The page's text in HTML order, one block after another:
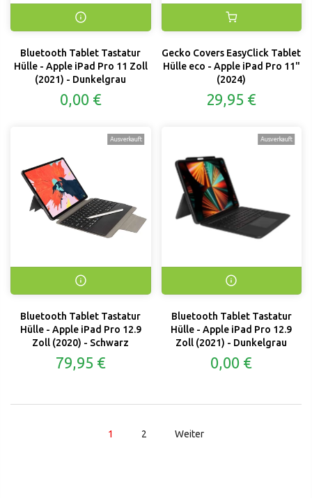
Bluetooth Tablet Tastatur
Hülle - Apple iPad Pro 11 Zoll
(2021) - Dunkelgrau
0,00 €
Gecko Covers EasyClick Tablet
Hülle eco - Apple iPad Pro 11"
(2024)
29,95 €
Ausverkauft
Bluetooth Tablet Tastatur
Hülle - Apple iPad Pro 12.9
Zoll (2020) - Schwarz
79,95 €
Ausverkauft
Bluetooth Tablet Tastatur
Hülle - Apple iPad Pro 12.9
Zoll (2021) - Dunkelgrau
0,00 €
1 2 Weiter